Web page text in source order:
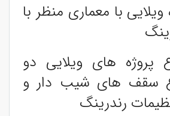
با معماری منظر با
پروژه های ویلایی دو
سقف های شیب دار و
رندرینگ